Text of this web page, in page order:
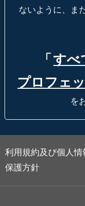
ないように、
ま
「 すべ
プロフェ
を
利用規約及び個人情
保護方針